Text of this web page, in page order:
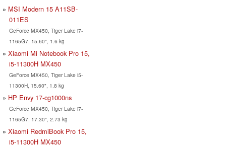
MSI Modern 15 A11SB-
011ES
GeForce MX450, Tiger Lake i7-
1165G7, 15.60", 1.6 kg
Xiaomi Mi Notebook Pro 15,
i5-11300H MX450
GeForce MX450, Tiger Lake i5-
11300H, 15.60", 1.8 kg
HP Envy 17-cg1000ns
GeForce MX450, Tiger Lake i7-
1165G7, 17.30", 2.73 kg
Xiaomi RedmiBook Pro 15,
i5-11300H MX450